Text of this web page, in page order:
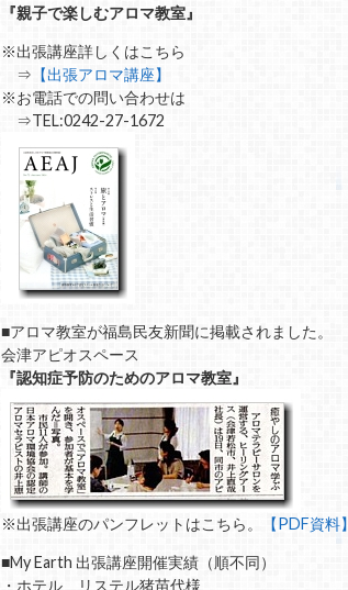
『親子で楽しむアロマ教室』
※出張講座詳しくはこちら
⇒ 【出張アロマ講座】
※お電話での問い合わせは
⇒TEL:0242-27-1672
■アロマ教室が福島民友新聞に掲載されました。
会津アピオスペース
『認知症予防のためのアロマ教室』
※出張講座のパンフレットはこちら。 【PDF資料】
■My Earth 出張講座開催実績（順不同）
・ホテル リステル猪苗代様